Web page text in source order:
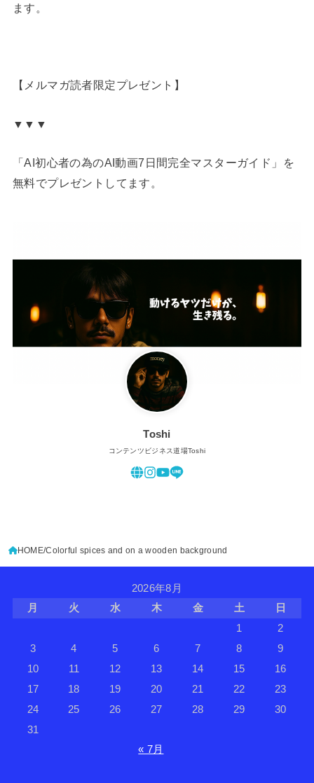
ます。
【メルマガ読者限定プレゼント】
▼▼▼
「AI初心者の為のAI動画7日間完全マスターガイド」を
無料でプレゼントしてます。
Toshi
コンテンツビジネス道場Toshi
HOME Colorful spices and on a wooden background
2026年8月
月
火 水 木 金 土
日
1
2
3
4 5 6 7 8
9
10
11 12 13 14 15
16
17
18 19 20 21 22
23
24
25 26 27 28 29
30
31
« 7月